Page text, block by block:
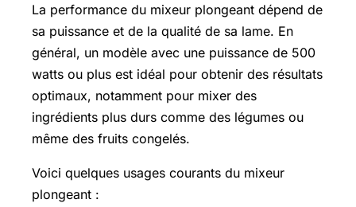
La performance du mixeur plongeant dépend de
sa puissance et de la qualité de sa lame. En
général, un modèle avec une puissance de 500
watts ou plus est idéal pour obtenir des résultats
optimaux, notamment pour mixer des
ingrédients plus durs comme des légumes ou
même des fruits congelés.
Voici quelques usages courants du mixeur
plongeant :